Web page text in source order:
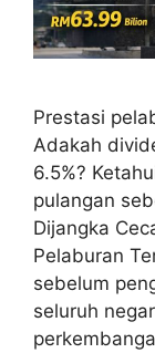
Prestasi
Adakah
6.5%?
pulangan
Dijangka
Pelaburan
sebelum
seluruh